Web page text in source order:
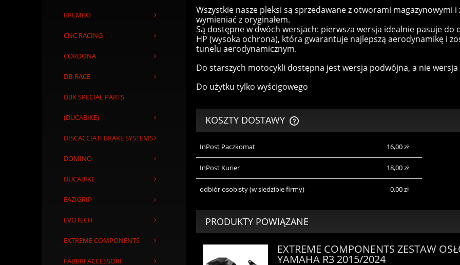
BREMBO
CNC RACING
CORDONA
DB-RACE
DBK SPECIAL PARTS
(DUCABIKE)
DISCACCIATI BRAKE SYSTEMS
DOMINO
DUCABIKE
EAZIGRIP
EVOTECH
EXTREME COMPONENTS
FABBRI ACCESSORI
Wszystkie nasze pleksi są sprzedawane z otworami magazynowymi
wymieniać z oryginałem.
Są dostępne w dwóch wersjach: pierwsza wersja idealnie pasuje
HP (wysoka ochrona), która gwarantuje najlepszą aerodynamikę i
tunelu aerodynamicznym.
Do starszych motocykli dostępna jest wersja podwójna, a nie wersja
Do użytku tylko wyścigowego
KOSZTY DOSTAWY
CENA NIE ZAWIERA EWENTUALNYCH
KOSZTÓW PŁATNOŚCI
InPost Paczkomat 16,00 zł
InPost Kurier 18,00 zł
odbiór osobisty(w siedzibie firmy) 0,00 zł
PRODUKTY POWIĄZANE
EXTREME COMPONENTS ZESTAW
YAMAHA R3 2015/2024